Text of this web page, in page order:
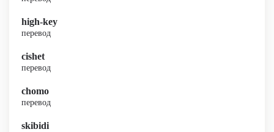
high-key
перевод
cishet
перевод
chomo
перевод
skibidi